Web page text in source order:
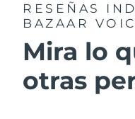
RESEÑAS
BAZAAR
Mira lo
otras